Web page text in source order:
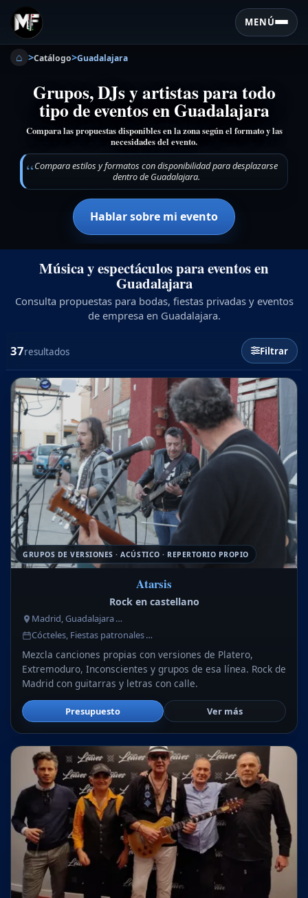
MENÚ
⌂ >Catálogo>Guadalajara
Grupos, DJs y artistas para todo
tipo de eventos en Guadalajara
Compara las propuestas disponibles en la zona según el formato y las
necesidades del evento.
Compara estilos y formatos con disponibilidad para desplazarse
dentro de Guadalajara.
Hablar sobre mi evento
Música y espectáculos para eventos en
Guadalajara
Consulta propuestas para bodas, fiestas privadas y eventos
de empresa en Guadalajara.
37resultados Filtrar
GRUPOS DE VERSIONES · ACÚSTICO · REPERTORIO PROPIO
Atarsis
Rock en castellano
Madrid, Guadalajara …
Cócteles, Fiestas patronales …
Mezcla canciones propias con versiones de Platero,
Extremoduro, Inconscientes y grupos de esa línea. Rock de
Madrid con guitarras y letras con calle.
Presupuesto Ver más